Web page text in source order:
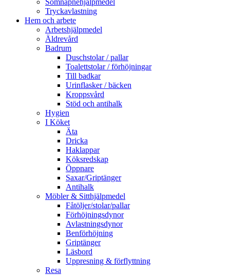
Sömnapnehjälpmedel
Tryckavlastning
Hem och arbete
Arbetshjälpmedel
Äldrevård
Badrum
Duschstolar / pallar
Toalettstolar / förhöjningar
Till badkar
Urinflasker / bäcken
Kroppsvård
Stöd och antihalk
Hygien
I Köket
Äta
Dricka
Haklappar
Köksredskap
Öppnare
Saxar/Griptänger
Antihalk
Möbler & Sitthjälpmedel
Fåtöljer/stolar/pallar
Förhöjningsdynor
Avlastningsdynor
Benförhöjning
Griptänger
Läsbord
Uppresning & förflyttning
Resa